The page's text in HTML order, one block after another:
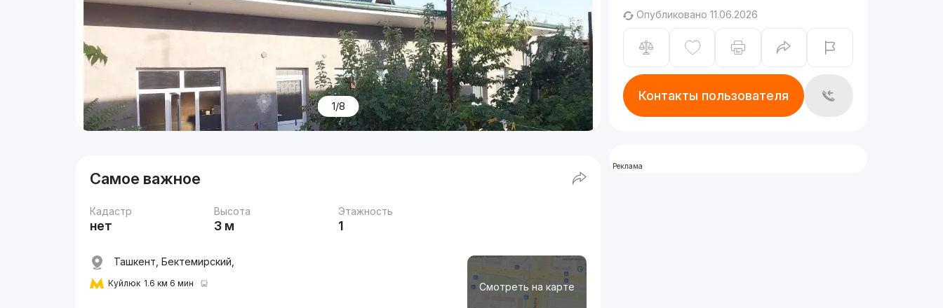
1/8
Самое важное
Кадастр
нет
Высота
3 м
Этажность
1
Смотреть на карте
Ташкент, Бектемирский,
Куйлюк 1.6 км 6 мин
Опубликовано 11.06.2026
Контакты пользователя
Реклама